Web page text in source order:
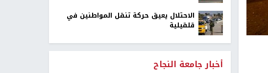
الاحتلال يعيق حركة تنقل المواطنين في
قلقيلية
أخبار جامعة النجاح